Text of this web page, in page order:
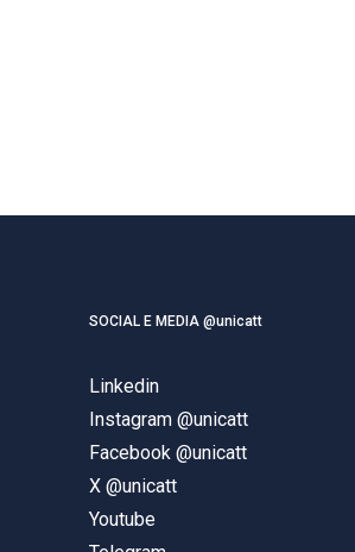
SOCIAL E MEDIA @unicatt
Linkedin
Instagram @unicatt
Facebook @unicatt
X @unicatt
Youtube